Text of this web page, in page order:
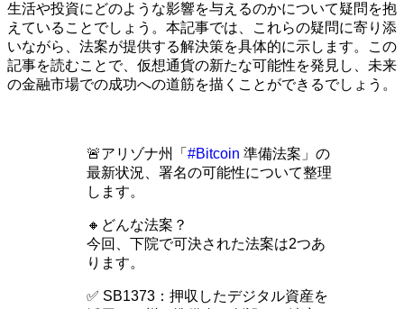
生活や投資にどのような影響を与えるのかについて疑問を抱
えていることでしょう。本記事では、これらの疑問に寄り添
いながら、法案が提供する解決策を具体的に示します。この
記事を読むことで、仮想通貨の新たな可能性を発見し、未来
の金融市場での成功への道筋を描くことができるでしょう。
🚨アリゾナ州「 #Bitcoin 準備法案」の
最新状況、署名の可能性について整理
します。
🔸どんな法案？
今回、下院で可決された法案は2つあ
ります。
✅ SB1373：押収したデジタル資産を